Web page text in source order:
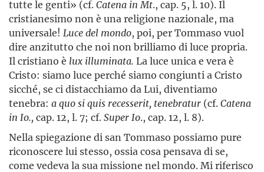
tutte le genti» (cf.Catena in Mt., cap. 5, l. 10). Il
cristianesimo non è una religione nazionale, ma
universale! Luce del mondo, poi, per Tommaso vuol
dire anzitutto che noi non brilliamo di luce propria.
Il cristiano è lux illuminata. La luce unica e vera è
Cristo: siamo luce perché siamo congiunti a Cristo
sicché, se ci distacchiamo da Lui, diventiamo
tenebra: a quo si quis recesserit, tenebratur (cf.Catena
in Io., cap. 12, l. 7; cf.Super Io., cap. 12, l. 8).
Nella spiegazione di san Tommaso possiamo pure
riconoscere lui stesso, ossia cosa pensava di se,
come vedeva la sua missione nel mondo. Mi riferisco